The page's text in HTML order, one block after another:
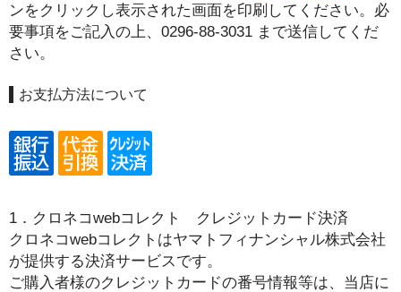
ンをクリックし表示された画面を印刷してください。必
要事項をご記入の上、 0296-88-3031 まで送信してくだ
さい。
お支払方法について
1．クロネコwebコレクト クレジットカード決済
クロネコwebコレクトはヤマトフィナンシャル株式会社
が提供する決済サービスです。
ご購入者様のクレジットカードの番号情報等は、当店に